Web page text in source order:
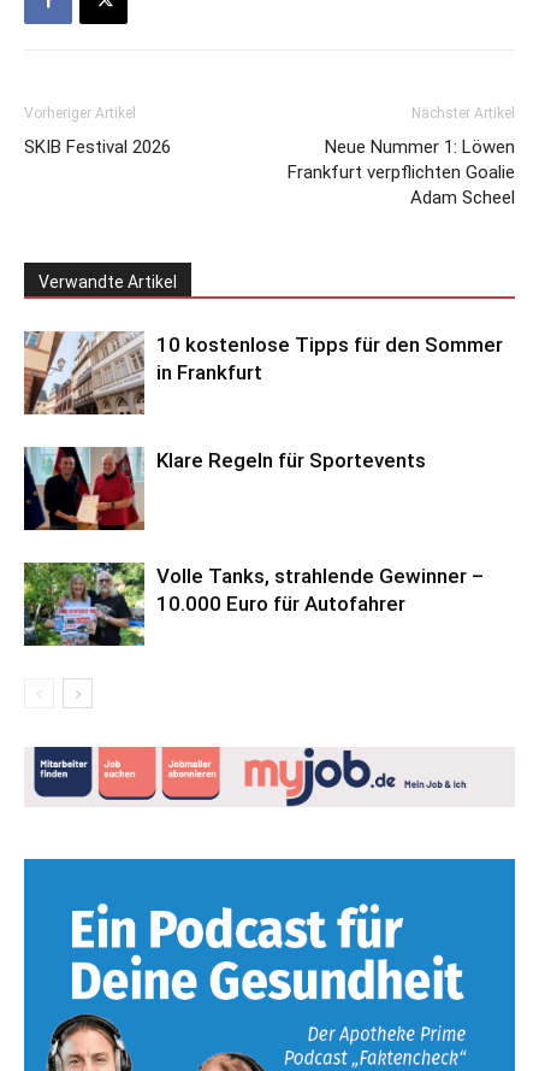
Vorheriger Artikel
SKIB Festival 2026
Nächster Artikel
Neue Nummer 1: Löwen
Frankfurt verpflichten Goalie
Adam Scheel
Verwandte Artikel
10 kostenlose Tipps für den Sommer
in Frankfurt
Klare Regeln für Sportevents
Volle Tanks, strahlende Gewinner –
10.000 Euro für Autofahrer